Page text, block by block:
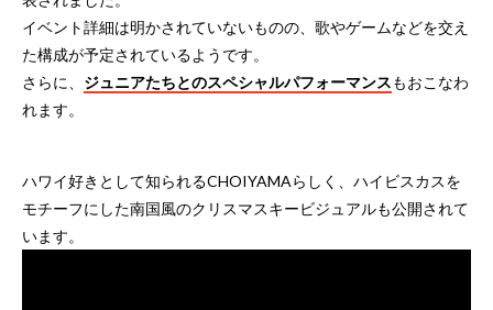
イベント詳細は明かされていないものの、歌やゲームなどを交え
た構成が予定されているようです。
さらに、 ジュニアたちとのスペシャルパフォーマンスもおこなわ
れます。
ハワイ好きとして知られるCHOIYAMAらしく、ハイビスカスを
モチーフにした南国風のクリスマスキービジュアルも公開されて
います。